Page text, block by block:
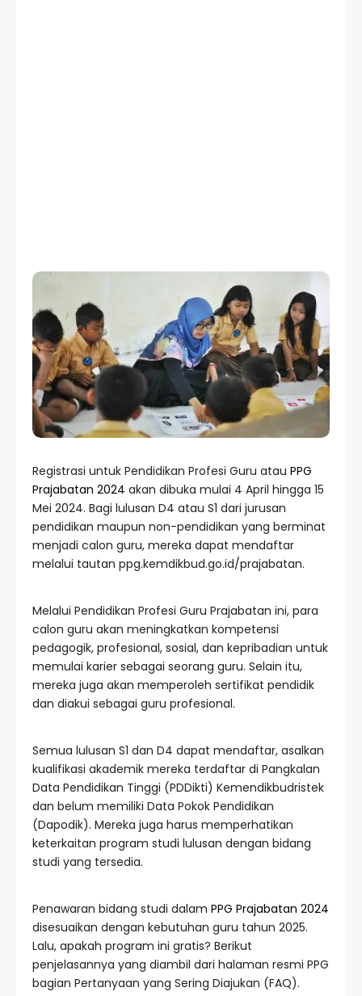
Registrasi untuk Pendidikan Profesi Guru atau PPG
Prajabatan 2024 akan dibuka mulai 4 April hingga 15
Mei 2024. Bagi lulusan D4 atau S1 dari jurusan
pendidikan maupun non-pendidikan yang berminat
menjadi calon guru, mereka dapat mendaftar
melalui tautan ppg.kemdikbud.go.id/prajabatan.
Melalui Pendidikan Profesi Guru Prajabatan ini, para
calon guru akan meningkatkan kompetensi
pedagogik, profesional, sosial, dan kepribadian untuk
memulai karier sebagai seorang guru. Selain itu,
mereka juga akan memperoleh sertifikat pendidik
dan diakui sebagai guru profesional.
Semua lulusan S1 dan D4 dapat mendaftar, asalkan
kualifikasi akademik mereka terdaftar di Pangkalan
Data Pendidikan Tinggi (PDDikti) Kemendikbudristek
dan belum memiliki Data Pokok Pendidikan
(Dapodik). Mereka juga harus memperhatikan
keterkaitan program studi lulusan dengan bidang
studi yang tersedia.
Penawaran bidang studi dalam PPG Prajabatan 2024
disesuaikan dengan kebutuhan guru tahun 2025.
Lalu, apakah program ini gratis? Berikut
penjelasannya yang diambil dari halaman resmi PPG
bagian Pertanyaan yang Sering Diajukan (FAQ).